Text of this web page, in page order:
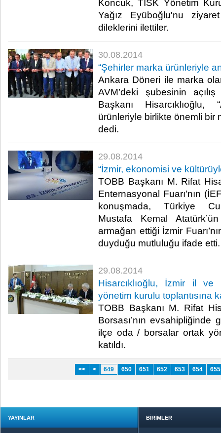
Koncuk, TİSK Yönetim
Yağız Eyüboğlu'nu
dileklerini ilettiler.​
30.08.2014
“Şehirler marka ürünleriyle
Ankara Döneri ile marka
AVM’deki şubesinin
Başkanı
ürünleriyle birlikte önemli bir
dedi. ​
29.08.2014
“İzmir, ekonomisi ve
TOBB Başkanı M. Rifat
Enternasyonal Fuarı'nın
konuşmada, Türkiye
Mustafa Kemal
armağan ettiği İzmir
duyduğu mutluluğu ifade etti.​
29.08.2014
Hisarcıklıoğlu, İzmir il ve
yönetim kurulu toplantısına
TOBB Başkanı M. Rifat
Borsası’nın
ilçe oda / borsalar ortak
katıldı.​
<< < 649 650 651 652 653 654 655
YAYINLAR BİRİMLER